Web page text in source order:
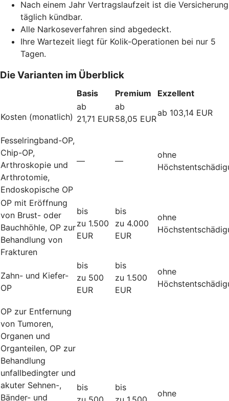
Nach einem Jahr Vertragslaufzeit ist die Versicherung
täglich kündbar.
Alle Narkoseverfahren sind abgedeckt.
Ihre Wartezeit liegt für Kolik-Operationen bei nur 5
Tagen.
Die Varianten im Überblick
Basis Premium Exzellent
Kosten (monatlich)
ab
21,71 EUR
ab
58,05 EUR
ab 103,14 EUR
Fesselringband-OP,
Chip-OP,
Arthroskopie und
Arthrotomie,
Endoskopische OP
— —
ohne
OP mit Eröffnung
von Brust- oder
Bauchhöhle, OP zur
Behandlung von
Frakturen
bis
zu 1.500
EUR
bis
zu 4.000
EUR
ohne
Zahn- und Kiefer-
OP
bis
zu 500
EUR
bis
zu 1.500
EUR
ohne
OP zur Entfernung
von Tumoren,
Organen und
Organteilen, OP zur
Behandlung
unfallbedingter und
akuter Sehnen-,
Bänder- und
bis
bis
ohne